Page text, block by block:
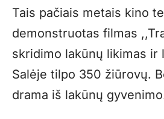
Tais pačiais metais kino
demonstruotas filmas
skridimo lakūnų likimas ir
Salėje tilpo 350 žiūrovų.
drama iš lakūnų